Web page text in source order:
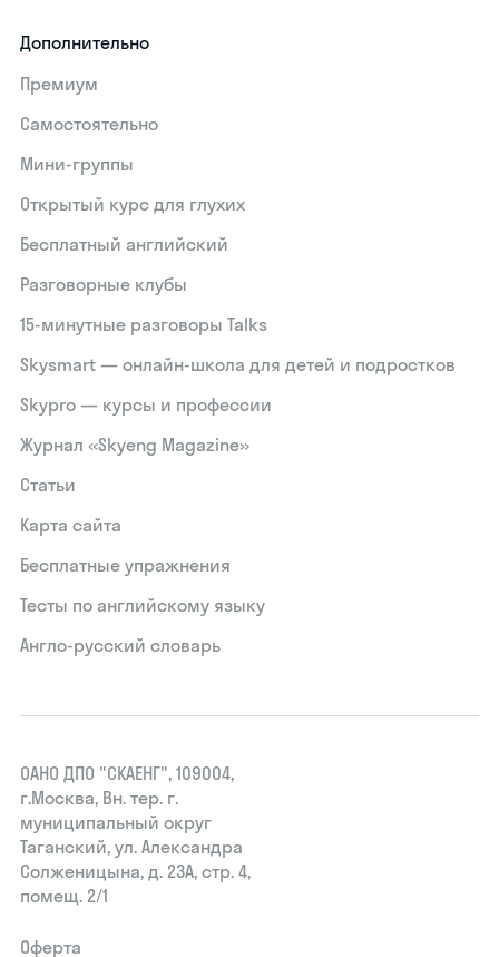
Дополнительно
Премиум
Самостоятельно
Мини-группы
Открытый курс для глухих
Бесплатный английский
Разговорные клубы
15‑минутные разговоры Talks
Skysmart — онлайн-школа для детей и подростков
Skypro — курсы и профессии
Журнал «Skyeng Magazine»
Статьи
Карта сайта
Бесплатные упражнения
Тесты по английскому языку
Англо-русский словарь
ОАНО ДПО "СКАЕНГ", 109004,
г.Москва, Вн. тер. г.
муниципальный округ
Таганский, ул. Александра
Солженицына, д. 23А, стр. 4,
помещ. 2/1
Оферта